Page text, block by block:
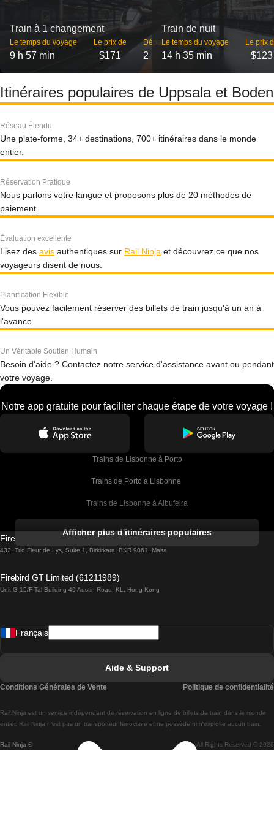
Train à 1 changement
Le temps du voyage
9 h 57 min
Le prix de
$171
Départs
2
Train de nuit
Le temps du voyage
14 h 35 min
Le prix
$123
Itinéraires populaires de Uppsala et Boden
Réseau Étendu
Une plate-forme, 34+ destinations, 700+ itinéraires dans le monde
entier.
Réservation Pratique
Nous parlons votre langue et proposons plus de 20 méthodes de
paiement.
Évaluation excellente
Lisez des avis authentiques sur Rail Ninja et découvrez ce que nos
voyageurs disent de nous.
Planification Flexible
Vous pouvez facilement réserver des billets de train jusqu'à un an à
l'avance.
Un Véritable Soutien Humain
Besoin d'aide ? Contactez notre service d'assistance avant ou pendant
votre voyage.
Notre app gratuite pour faciliter chaque étape de votre voyage !
Trains de Lisbonne à Porto
Trains de Porto à Lisbonne
Trains de Lisbonne à Albufeira
Trains de Lisbonne à Lagos
Trains de Lisbonne à Madrid
Trains de Lisbonne à Braga
Trains de Braga à Lisbonne
Afficher plus d'itinéraires populaires
Firebird GT Limited (OC 1451)
432, Triq Fleur de Lys, Suite 1, Birkirkara, BKR 9061, Malta
Firebird GT Limited (61211989)
Unit G 15/F Tal Building 49 Austin Road, KL, Hong Kong
Rail Ninja ® All Rights Reserved © 2026
Rail.Ninja est un service indépendant de réservation en ligne de billets de train dans le monde
entier. Rail Ninja n'est pas un transporteur ferroviaire et ne possède ni n'exploite aucun train.
Français
Aide & Support
Conditions Générales de Vente Politique de confidentialité